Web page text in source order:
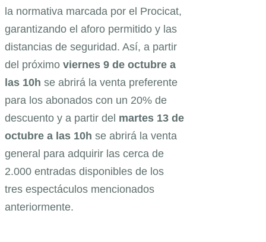
la normativa marcada por el Procicat,
garantizando el aforo permitido y las
distancias de seguridad. Así, a partir
del próximo viernes 9 de octubre a
las 10h se abrirá la venta preferente
para los abonados con un 20% de
descuento y a partir del martes 13 de
octubre a las 10h se abrirá la venta
general para adquirir las cerca de
2.000 entradas disponibles de los
tres espectáculos mencionados
anteriormente.